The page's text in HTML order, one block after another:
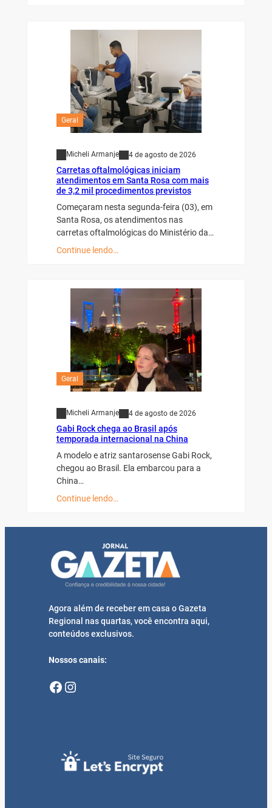
Geral
Micheli Armanje 4 de agosto de 2026
Carretas oftalmológicas iniciam
atendimentos em Santa Rosa com mais
de 3,2 mil procedimentos previstos
Começaram nesta segunda-feira (03), em
Santa Rosa, os atendimentos nas
carretas oftalmológicas do Ministério da…
Continue lendo…
Geral
Micheli Armanje 4 de agosto de 2026
Gabi Rock chega ao Brasil após
temporada internacional na China
A modelo e atriz santarosense Gabi Rock,
chegou ao Brasil. Ela embarcou para a
China…
Continue lendo…
Agora além de receber em casa o Gazeta
Regional nas quartas, você encontra aqui,
conteúdos exclusivos.
Nossos canais:
Facebook Instagram